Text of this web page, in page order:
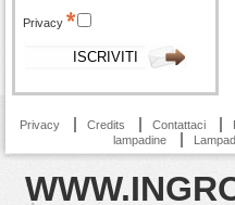
Privacy
Privacy Credits Contattaci
lampadine